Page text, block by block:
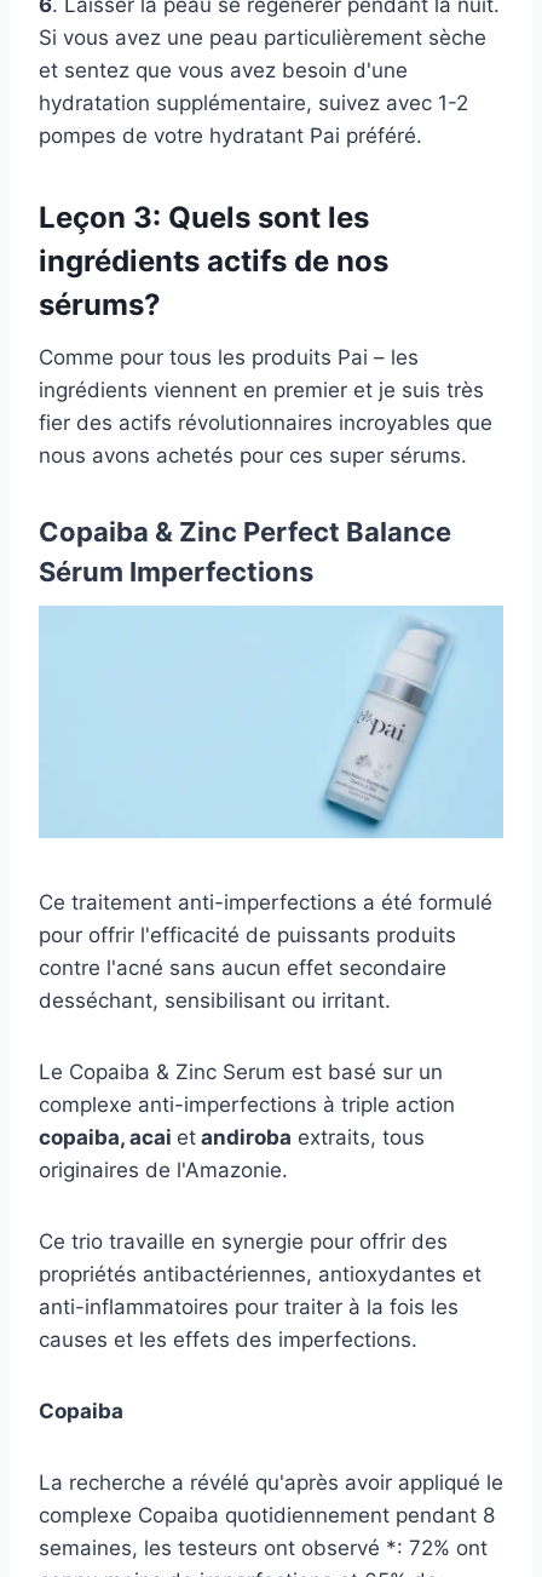
Si vous avez une peau particulièrement sèche
et sentez que vous avez besoin d'une
hydratation supplémentaire, suivez avec 1-2
pompes de votre hydratant Pai préféré.
Leçon 3: Quels sont les
ingrédients actifs de nos
sérums?
Comme pour tous les produits Pai – les
ingrédients viennent en premier et je suis très
fier des actifs révolutionnaires incroyables que
nous avons achetés pour ces super sérums.
Copaiba & Zinc Perfect Balance
Sérum Imperfections
Ce traitement anti-imperfections a été formulé
pour offrir l'efficacité de puissants produits
contre l'acné sans aucun effet secondaire
desséchant, sensibilisant ou irritant.
Le Copaiba & Zinc Serum est basé sur un
complexe anti-imperfections à triple action
copaiba, acai et andiroba extraits, tous
originaires de l'Amazonie.
Ce trio travaille en synergie pour offrir des
propriétés antibactériennes, antioxydantes et
anti-inflammatoires pour traiter à la fois les
causes et les effets des imperfections.
Copaiba
La recherche a révélé qu'après avoir appliqué le
complexe Copaiba quotidiennement pendant 8
semaines, les testeurs ont observé *: 72% ont